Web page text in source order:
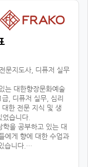
문지도사, 디퓨저 실무
는 대한향장문화예술
, 디퓨저 실무, 심리
한 전문 지식 및 생
습니다.
학을 공부하고 있는 대
에게 향에 대한 수업과
습니다.